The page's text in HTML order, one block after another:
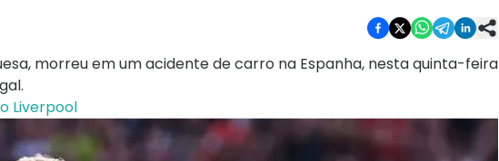
morreu em um acidente de carro na Espanha, nesta quinta-feira
Liverpool